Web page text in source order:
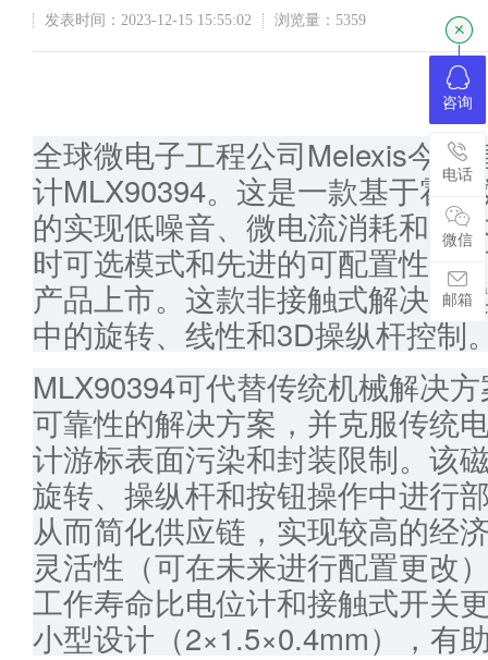
发表时间：2023-12-15 15:55:02 浏览量：5359
全球微电子工程公司Melexis今日
计MLX90394。这是一款基于霍
的实现低噪音、微电流消耗和成
时可选模式和先进的可配置性，
产品上市。这款非接触式解决方
中的旋转、线性和3D操纵杆控制
MLX90394可代替传统机械解决
可靠性的解决方案，并克服传统
计游标表面污染和封装限制。该
旋转、操纵杆和按钮操作中进行
从而简化供应链，实现较高的经
灵活性（可在未来进行配置更改
工作寿命比电位计和接触式开关
小型设计（2×1.5×0.4mm），有
咨询
电话
微信
邮箱